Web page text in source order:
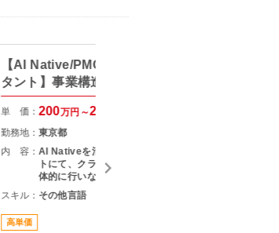
【AI Native/PMO/戦略コンサル
タント】事業構造改革コンサル
単 価： 200万円～250
勤務地： 東京都
内 容： AI Nativeを活用した改革プロジェク
トにて、クライアントとの折衝を主
体的に行いながら、社内外の関係者
をリードし、論点設計・課題構造化
を通じてタスクや意思決定を推進い
ただくPMO／戦略コンサルタントポ
スキル： その他言語
高単価